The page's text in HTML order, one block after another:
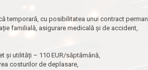
temporară, cu posibilitatea unui contract
familială, asigurare medicală și de accident,
și utilități – 110 EUR/săptămână,
costurilor de deplasare,